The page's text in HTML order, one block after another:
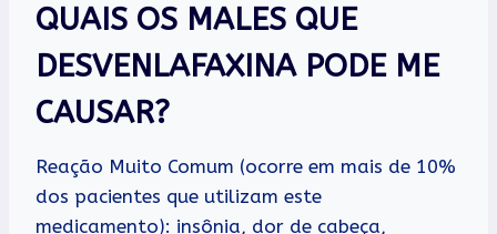
QUAIS OS MALES QUE
DESVENLAFAXINA PODE ME
CAUSAR?
Reação Muito Comum (ocorre em mais de 10%
dos pacientes que utilizam este
medicamento): insônia, dor de cabeça,